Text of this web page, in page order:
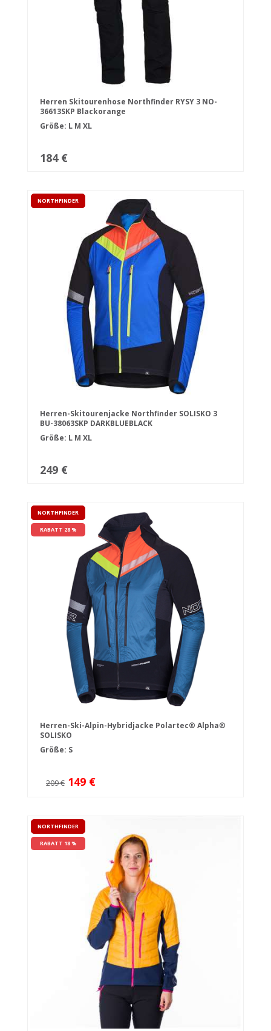
Herren Skitourenhose Northfinder RYSY 3 NO-
36613SKP Blackorange
Größe: L M XL
184 €
NORTHFINDER
Herren-Skitourenjacke Northfinder SOLISKO 3
BU-38063SKP DARKBLUEBLACK
Größe: L M XL
249 €
NORTHFINDER
RABATT 28 %
Herren-Ski-Alpin-Hybridjacke Polartec® Alpha®
SOLISKO
Größe: S
209 € 149 €
NORTHFINDER
RABATT 18 %